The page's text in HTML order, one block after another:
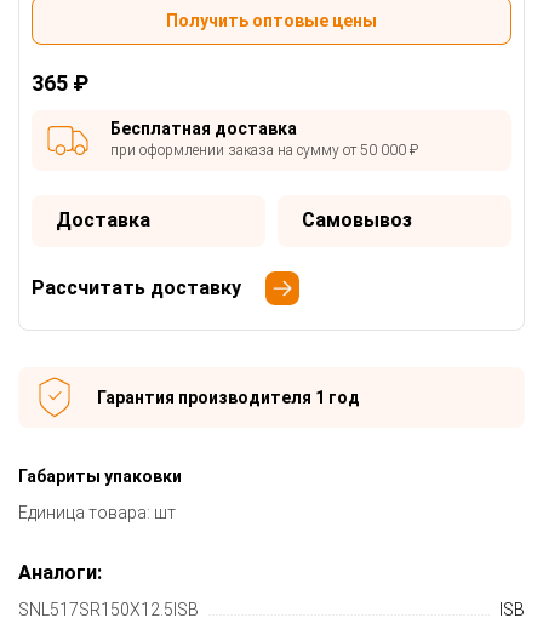
Получить оптовые цены
365 ₽
Бесплатная доставка
при оформлении заказа на сумму от 50 000 ₽
Доставка Самовывоз
Рассчитать доставку
Гарантия производителя 1 год
Габариты упаковки
Единица товара: шт
Аналоги:
SNL517SR150X12.5ISB
ISB